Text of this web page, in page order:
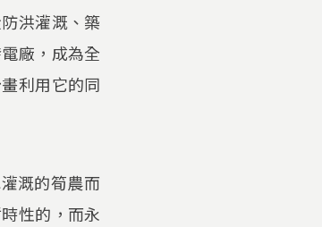
洪灌溉、築
廠，成為全
利用它的同
溉的筍農而
性的，而永